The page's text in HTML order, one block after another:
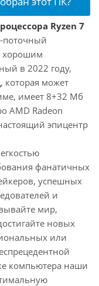
Ryzen 7
поточный
хорошим
в 2022 году,
которая может
имеет 8+32 Мб
AMD Radeon
эпицентр
фанатичных
успешных
и
мир,
новых
или
компьютера наши